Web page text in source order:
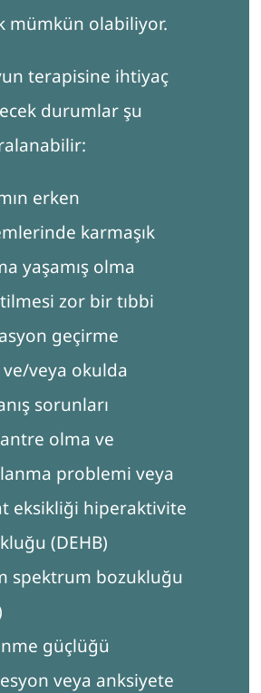
mümkün olabiliyor.
terapisine ihtiyaç
durumlar şu
erken
karmaşık
yaşamış olma
zor bir tıbbi
geçirme
ve/veya okulda
sorunları
olma ve
problemi veya
eksikliği hiperaktivite
(DEHB)
spektrum bozukluğu
güçlüğü
veya anksiyete